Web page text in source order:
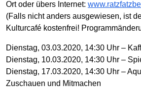
Ort oder übers Internet:
(Falls nicht anders ausgewiesen, ist
Kulturcafé kostenfrei!
Dienstag, 03.03.2020, 14:30 Uhr –
Dienstag, 10.03.2020, 14:30 Uhr –
Dienstag, 17.03.2020, 14:30 Uhr –
Zuschauen und Mitmachen